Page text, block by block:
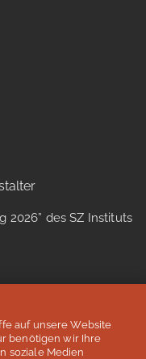
2026” des SZ Instituts
auf unsere Website
benötigen wir Ihre
soziale Medien